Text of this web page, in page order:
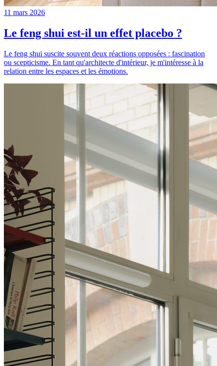
11 mars 2026
Le feng shui est-il un effet placebo ?
Le feng shui suscite souvent deux réactions opposées : fascination
ou scepticisme. En tant qu'architecte d'intérieur, je m'intéresse à la
relation entre les espaces et les émotions.